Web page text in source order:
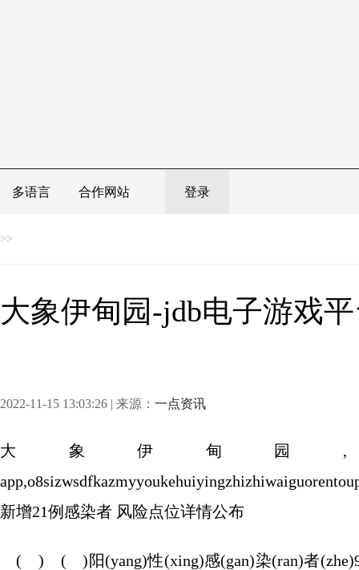
多语言 合作网站 登录
>>
大象伊甸园-jdb电子游戏
2022-11-15 13:03:26 | 来源： 一点资讯
大象伊甸园
新增21例感染者 风险点位详情公布
( ) ( )阳(yang)性(xing)感(gan)染(ran)者